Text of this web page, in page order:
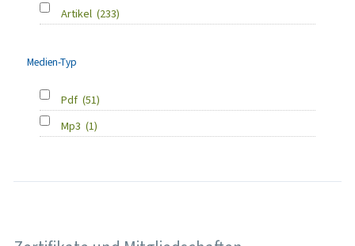
Artikel (233)
Medien-Typ
Pdf (51)
Mp3 (1)